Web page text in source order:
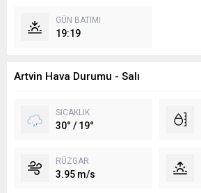
GÜN BATIMI
19:19
Artvin Hava Durumu - Salı
SICAKLIK
30° / 19°
RÜZGAR
3.95 m/s